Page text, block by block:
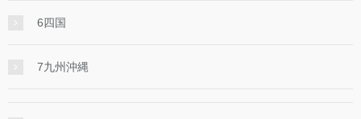
6四国
7九州沖縄